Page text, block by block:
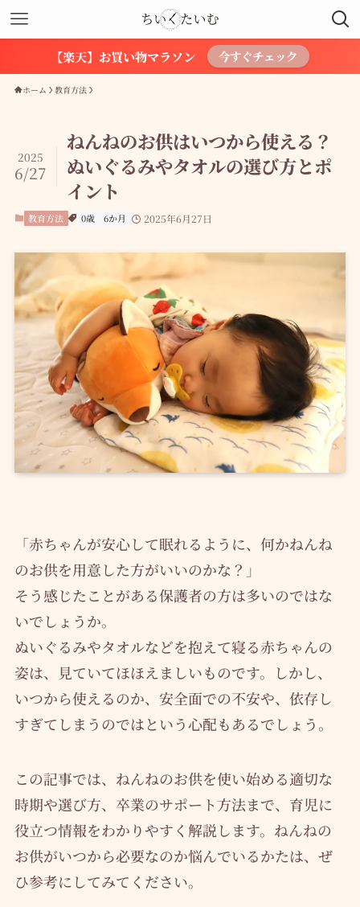
【楽天】お買い物マラソン 今すぐチェック
ホーム 教育方法
ねんねのお供はいつから使える？
ぬいぐるみやタオルの選び方とポ
イント
2025
6/27
教育方法 0歳 6か月 2025年6月27日
「赤ちゃんが安心して眠れるように、何かねんね
のお供を用意した方がいいのかな？」
そう感じたことがある保護者の方は多いのではな
いでしょうか。
ぬいぐるみやタオルなどを抱えて寝る赤ちゃんの
姿は、見ていてほほえましいものです。しかし、
いつから使えるのか、安全面での不安や、依存し
すぎてしまうのではという心配もあるでしょう。
この記事では、ねんねのお供を使い始める適切な
時期や選び方、卒業のサポート方法まで、育児に
役立つ情報をわかりやすく解説します。ねんねの
お供がいつから必要なのか悩んでいるかたは、ぜ
ひ参考にしてみてください。